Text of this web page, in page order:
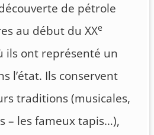
de pétrole
au début du XXe
ils ont représenté un
l’état. Ils conservent
traditions (musicales,
– les fameux tapis…),